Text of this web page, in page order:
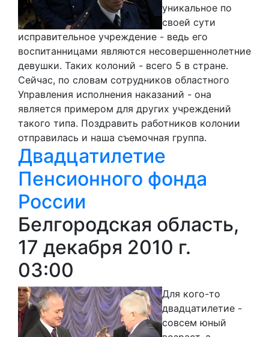
уникальное по
своей сути
исправительное учреждение - ведь его
воспитанницами являются несовершеннолетние
девушки. Таких колоний - всего 5 в стране.
Сейчас, по словам сотрудников областного
Управления исполнения наказаний - она
является примером для других учреждений
такого типа. Поздравить работников колонии
отправилась и наша съемочная группа.
Двадцатилетие
Пенсионного фонда
России
Белгородская область,
17 декабря 2010 г.
03:00
Для кого-то
двадцатилетие -
совсем юный